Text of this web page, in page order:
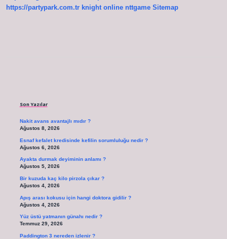
https://partypark.com.tr knight online nttgame Sitemap
Son Yazılar
Nakit avans avantajlı mıdır ?
Ağustos 8, 2026
Esnaf kefalet kredisinde kefilin sorumluluğu nedir ?
Ağustos 6, 2026
Ayakta durmak deyiminin anlamı ?
Ağustos 5, 2026
Bir kuzuda kaç kilo pirzola çıkar ?
Ağustos 4, 2026
Apış arası kokusu için hangi doktora gidilir ?
Ağustos 4, 2026
Yüz üstü yatmanın günahı nedir ?
Temmuz 29, 2026
Paddington 3 nereden izlenir ?